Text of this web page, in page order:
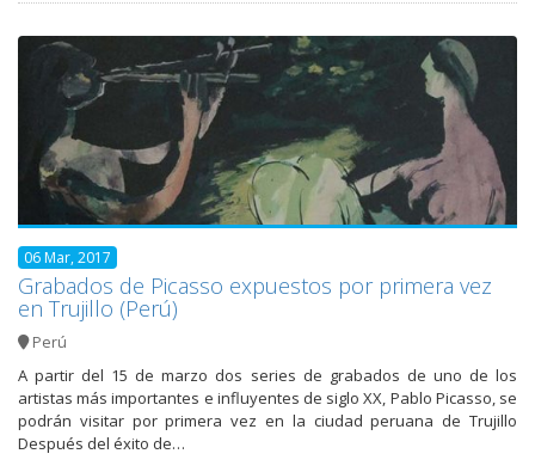
06 Mar, 2017
Grabados de Picasso expuestos por primera vez
en Trujillo (Perú)
Perú
A partir del 15 de marzo dos series de grabados de uno de los
artistas más importantes e influyentes de siglo XX, Pablo Picasso, se
podrán visitar por primera vez en la ciudad peruana de Trujillo
Después del éxito de…